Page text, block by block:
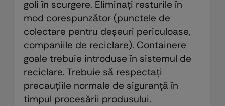
goli în scurgere. Eliminaţi resturile în
mod corespunzător (punctele de
colectare pentru deşeuri periculoase,
companiile de reciclare). Containere
goale trebuie introduse în sistemul de
reciclare. Trebuie să respectaţi
precauţiile normale de siguranţă în
timpul procesării produsului.